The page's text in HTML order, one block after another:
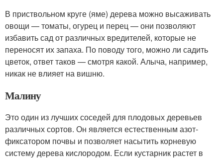
В приствольном круге (яме) дерева можно высаживать
овощи — томаты, огурец и перец — они позволяют
избавить сад от различных вредителей, которые не
переносят их запаха. По поводу того, можно ли садить
цветок, ответ таков — смотря какой. Алыча, например,
никак не влияет на вишню.
Малину
Это один из лучших соседей для плодовых деревьев
различных сортов. Он является естественным азот-
фиксатором почвы и позволяет насытить корневую
систему дерева кислородом. Если кустарник растет в